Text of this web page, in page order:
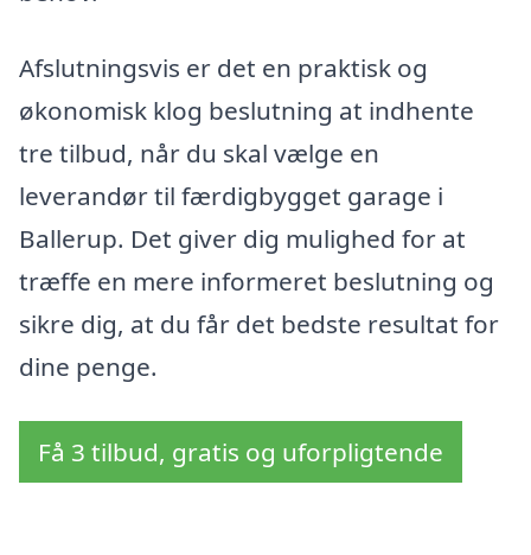
Afslutningsvis er det en praktisk og
økonomisk klog beslutning at indhente
tre tilbud, når du skal vælge en
leverandør til færdigbygget garage i
Ballerup. Det giver dig mulighed for at
træffe en mere informeret beslutning og
sikre dig, at du får det bedste resultat for
dine penge.
Få 3 tilbud, gratis og uforpligtende